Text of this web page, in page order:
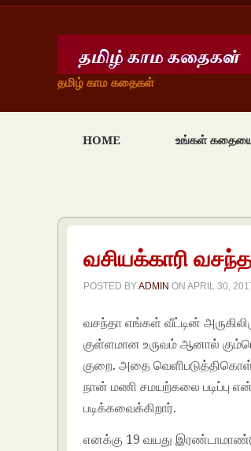
தமிழ் காம கதைகள்
HOME உங்கள்
வசியக்காரி
POSTED BYADMIN ONAPRIL 30,
வசந்தா எங்கள் வீட்டின்
குள்ளமான உருவம் ஆனால்
குறை. அதை
நான் மணி சமயற்கலை படிப்பு
படிக்கவைக்கிறார்.
எனக்கு 19 வயது